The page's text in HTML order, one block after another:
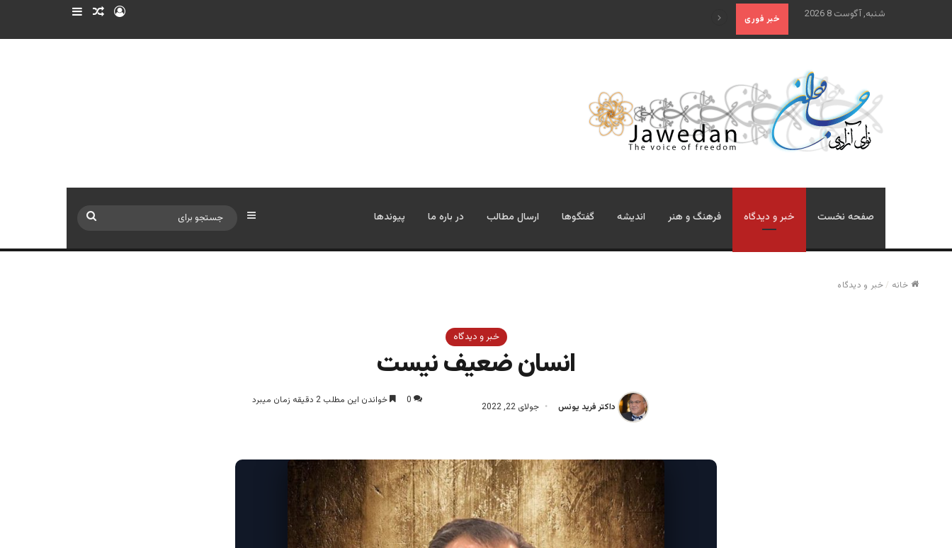
شنبه, آگوست 8 2026 خبر فوری علم تاریخ ورود نوشته تصادفی
صفحه نخست خبر و دیدگاه فرهنگ و هنر اندیشه گفتگوها ارسال مطالب در باره ما پیوندها سایدبار
خانه /خبر و دیدگاه
خبر و دیدگاه
انسان ضعيف نيست
داکتر فرید یونس جولای 22, 2022
0 خواندن این مطلب 2 دقیقه زمان میبرد